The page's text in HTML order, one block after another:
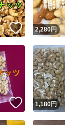
いいね！
2,280円
いいね！
1,180円